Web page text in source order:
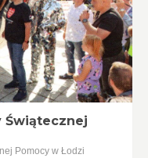
Świątecznej
Pomocy w Łodzi